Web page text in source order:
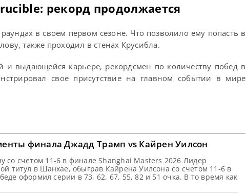
рекорд продолжается
в своем первом сезоне. Что позволило ему попасть в
также проходил в стенах Крусибла.
выдающейся карьере, рекордсмен по количеству побед в
свое присутствие на главном событии в мире
финала Джадд Трамп vs Кайрен Уилсон
счетом 11-6 в финале Shanghai Masters 2026 Лидер
титул в Шанхае, обыграв Кайрена Уилсона со счетом 11-6 в
оформил серии в 73, 62, 67, 55, 82 и 51 очка. В то время как